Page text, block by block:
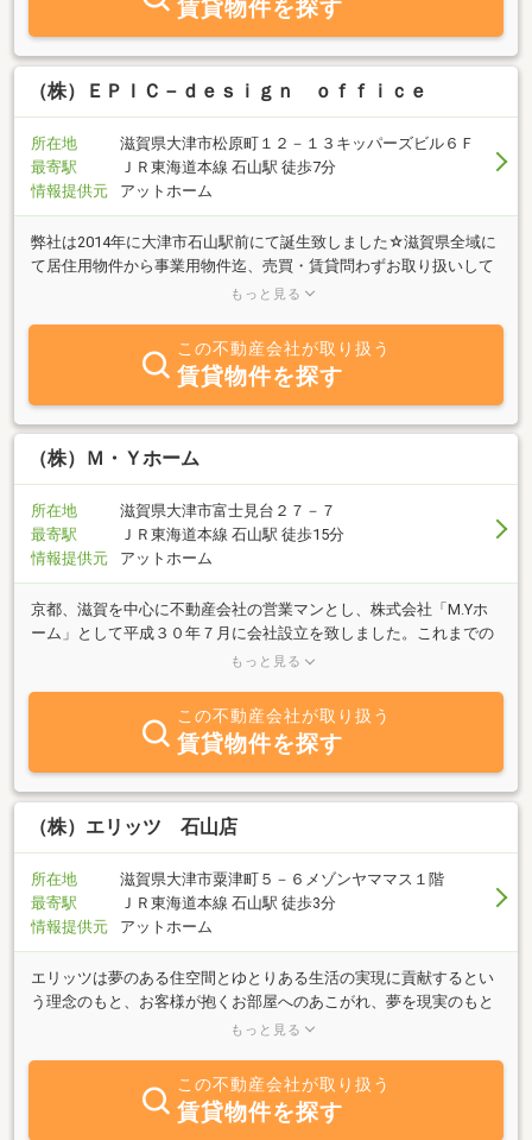
賃貸物件を探す
（株）ＥＰＩＣ－ｄｅｓｉｇｎ ｏｆｆｉｃｅ
所在地
滋賀県大津市松原町１２－１３キッパーズビル６Ｆ
最寄駅
ＪＲ東海道本線 石山駅 徒歩7分
情報提供元
アットホーム
弊社は2014年に大津市石山駅前にて誕生致しました☆滋賀県全域に
て居住用物件から事業用物件迄、売買・賃貸問わずお取り扱いして
おります☆若い会社では御座いますが、お客様にとって本当に良き
すのでどうぞ宜しくお願い致します。
もっと見る
この不動産会社が取り扱う
賃貸物件を探す
（株）Ｍ・Ｙホーム
所在地
滋賀県大津市富士見台２７－７
最寄駅
ＪＲ東海道本線 石山駅 徒歩15分
情報提供元
アットホーム
京都、滋賀を中心に不動産会社の営業マンとし、株式会社「M.Yホ
ーム」として平成３０年７月に会社設立を致しました。これまでの
経験の中で、お客様の住まいに対するお考えや、想いは様々である
る夢や想いを何より大切に”をモットーに、素敵なマイホーム（M.Y
ホーム）つくりのお手伝いをさせて頂きたいと考えております。滋
賀県という地域に根ざし、地域の皆さまから愛され、ご愛顧いただ
けるよう、地域密着型の企業として日々の業務に取り組んでまいり
ます。今後とも、ご指導・ご鞭撻を賜りますよう、よろしくお願い
申し上げます。滋賀県（大津市）地域だけではなく、滋賀全域、京
まで、なんでも対応いたしますので、お気軽にご質問くださいま
せ。
もっと見る
この不動産会社が取り扱う
賃貸物件を探す
（株）エリッツ 石山店
所在地
滋賀県大津市粟津町５－６メゾンヤママス１階
最寄駅
ＪＲ東海道本線 石山駅 徒歩3分
情報提供元
アットホーム
エリッツは夢のある住空間とゆとりある生活の実現に貢献するとい
う理念のもと、お客様が抱くお部屋へのあこがれ、夢を現実のもと
へとさせていただくお手伝いをさせて頂きます。大津市内にある弊
問わずお部屋探しのお手伝いをさせて頂きます。貴方の夢叶えま
す。あなたのわがまま叶えます。滋賀で部屋を探すなら、大津市で
部屋を探すなら、エリッツ石山店へお任せ下さい。
もっと見る
この不動産会社が取り扱う
賃貸物件を探す